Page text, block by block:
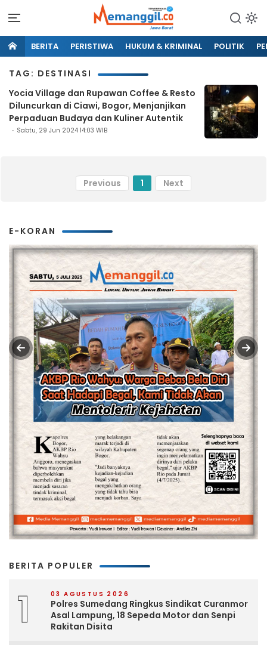
BERITA PERISTIWA HUKUM & KRIMINAL POLITIK
TAG: DESTINASI
Yocia Village dan Rupawan Coffee & Resto
Diluncurkan di Ciawi, Bogor, Menjanjikan
Perpaduan Budaya dan Kuliner Autentik
Sabtu, 29 Jun 2024 14:03 WIB
Previous 1 Next
E-KORAN
BERITA POPULER
1 03 AGUSTUS 2026
Polres Sumedang Ringkus Sindikat Curanmor
Asal Lampung, 18 Sepeda Motor dan Senpi
Rakitan Disita